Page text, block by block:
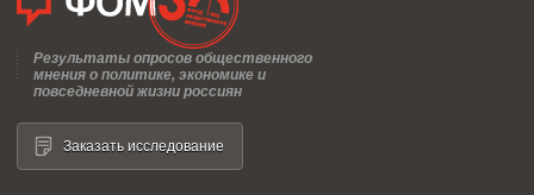
Результаты опросов общественного
мнения о политике, экономике и
повседневной жизни россиян
Заказать исследование